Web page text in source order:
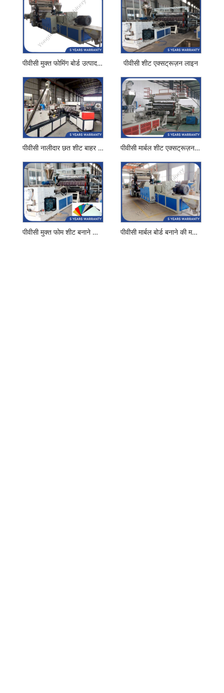
पीवीसी मुक्त फोमिंग बोर्ड उत्पादन मशीन पीवीसी शीट एक्सट्रूज़न लाइन
पीवीसी नालीदार छत शीट बाहर निकालना मशीन पीवीसी मार्बल शीट एक्सट्रूज़न मशीन लाइन
पीवीसी मुक्त फोम शीट बनाने की मशीन पीवीसी मार्बल बोर्ड बनाने की मशीन